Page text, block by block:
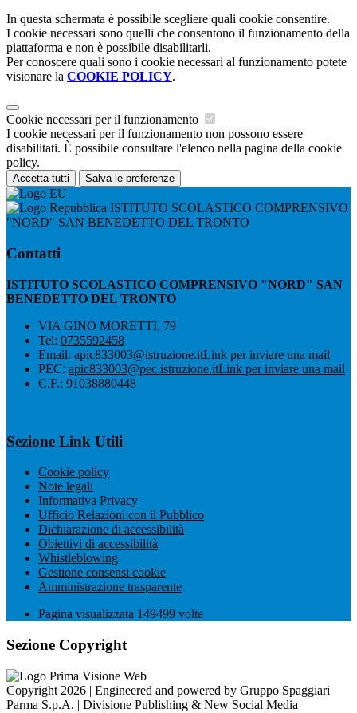
In questa schermata è possibile scegliere quali cookie consentire.
I cookie necessari sono quelli che consentono il funzionamento della
piattaforma e non è possibile disabilitarli.
Per conoscere quali sono i cookie necessari al funzionamento potete
visionare la COOKIE POLICY.
Cookie necessari per il funzionamento
I cookie necessari per il funzionamento non possono essere
disabilitati. È possibile consultare l'elenco nella pagina della cookie
policy.
Accetta tutti Salva le preferenze
ISTITUTO SCOLASTICO COMPRENSIVO
"NORD" SAN BENEDETTO DEL TRONTO
Contatti
ISTITUTO SCOLASTICO COMPRENSIVO "NORD" SAN
BENEDETTO DEL TRONTO
VIA GINO MORETTI, 79
Tel: 0735592458
Email: apic833003@istruzione.itLink per inviare una mail
PEC: apic833003@pec.istruzione.itLink per inviare una mail
C.F.: 91038880448
Sezione Link Utili
Cookie policy
Note legali
Informativa Privacy
Ufficio Relazioni con il Pubblico
Dichiarazione di accessibilità
Obiettivi di accessibilità
Whistleblowing
Gestione consensi cookie
Amministrazione trasparente
Pagina visualizzata 149499 volte
Sezione Copyright
Copyright 2026 | Engineered and powered by Gruppo Spaggiari
Parma S.p.A. | Divisione Publishing & New Social Media